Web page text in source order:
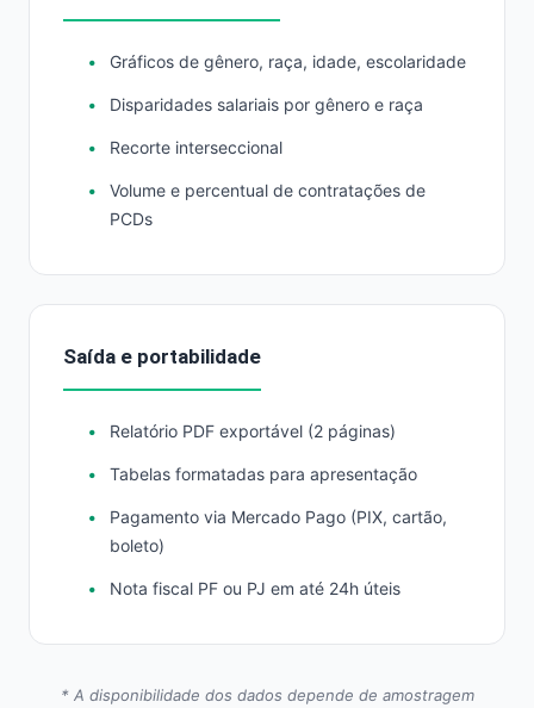
Gráficos de gênero, raça, idade, escolaridade
Disparidades salariais por gênero e raça
Recorte interseccional
Volume e percentual de contratações de
PCDs
Saída e portabilidade
Relatório PDF exportável (2 páginas)
Tabelas formatadas para apresentação
Pagamento via Mercado Pago (PIX, cartão,
boleto)
Nota fiscal PF ou PJ em até 24h úteis
* A disponibilidade dos dados depende de amostragem